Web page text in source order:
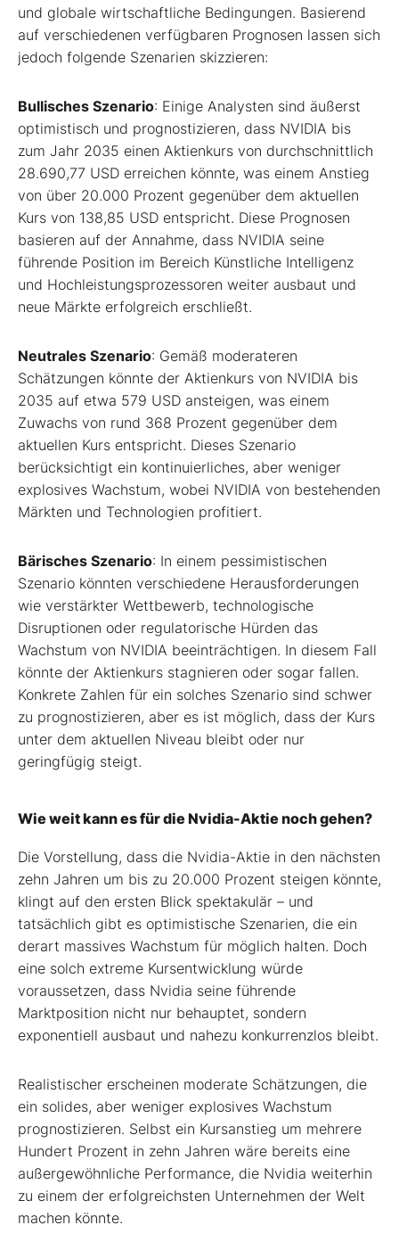
und globale wirtschaftliche Bedingungen. Basierend
auf verschiedenen verfügbaren Prognosen lassen sich
jedoch folgende Szenarien skizzieren:
Bullisches Szenario: Einige Analysten sind äußerst
optimistisch und prognostizieren, dass NVIDIA bis
zum Jahr 2035 einen Aktienkurs von durchschnittlich
28.690,77 USD erreichen könnte, was einem Anstieg
von über 20.000 Prozent gegenüber dem aktuellen
Kurs von 138,85 USD entspricht. Diese Prognosen
basieren auf der Annahme, dass NVIDIA seine
führende Position im Bereich Künstliche Intelligenz
und Hochleistungsprozessoren weiter ausbaut und
neue Märkte erfolgreich erschließt.
Neutrales Szenario: Gemäß moderateren
Schätzungen könnte der Aktienkurs von NVIDIA bis
2035 auf etwa 579 USD ansteigen, was einem
Zuwachs von rund 368 Prozent gegenüber dem
aktuellen Kurs entspricht. Dieses Szenario
berücksichtigt ein kontinuierliches, aber weniger
explosives Wachstum, wobei NVIDIA von bestehenden
Märkten und Technologien profitiert.
Bärisches Szenario: In einem pessimistischen
Szenario könnten verschiedene Herausforderungen
wie verstärkter Wettbewerb, technologische
Disruptionen oder regulatorische Hürden das
Wachstum von NVIDIA beeinträchtigen. In diesem Fall
könnte der Aktienkurs stagnieren oder sogar fallen.
Konkrete Zahlen für ein solches Szenario sind schwer
zu prognostizieren, aber es ist möglich, dass der Kurs
unter dem aktuellen Niveau bleibt oder nur
geringfügig steigt.
Wie weit kann es für die Nvidia-Aktie noch gehen?
Die Vorstellung, dass die Nvidia-Aktie in den nächsten
zehn Jahren um bis zu 20.000 Prozent steigen könnte,
klingt auf den ersten Blick spektakulär – und
tatsächlich gibt es optimistische Szenarien, die ein
derart massives Wachstum für möglich halten. Doch
eine solch extreme Kursentwicklung würde
voraussetzen, dass Nvidia seine führende
Marktposition nicht nur behauptet, sondern
exponentiell ausbaut und nahezu konkurrenzlos bleibt.
Realistischer erscheinen moderate Schätzungen, die
ein solides, aber weniger explosives Wachstum
prognostizieren. Selbst ein Kursanstieg um mehrere
Hundert Prozent in zehn Jahren wäre bereits eine
außergewöhnliche Performance, die Nvidia weiterhin
zu einem der erfolgreichsten Unternehmen der Welt
machen könnte.